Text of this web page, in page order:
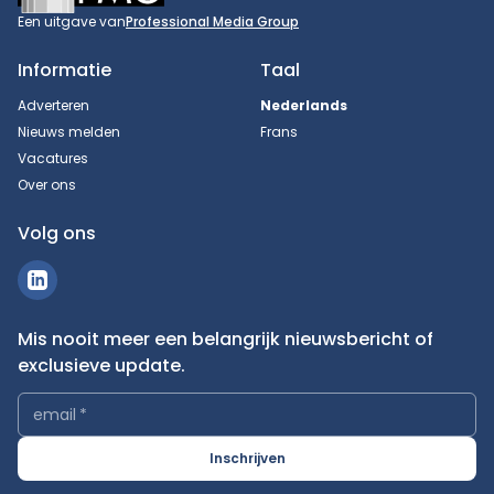
Een uitgave vanProfessional Media Group
Informatie
Adverteren
Nieuws melden
Vacatures
Over ons
Taal
Nederlands
Frans
Volg ons
Mis nooit meer een belangrijk nieuwsbericht of
exclusieve update.
email *
Inschrijven